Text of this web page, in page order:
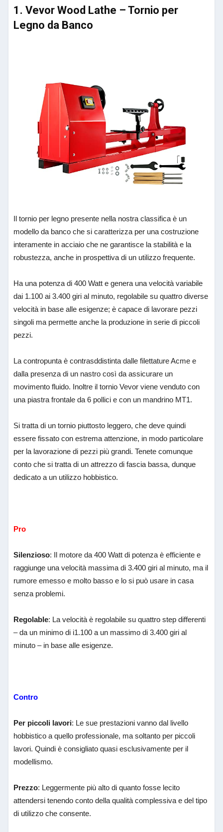
1. Vevor Wood Lathe – Tornio per
Legno da Banco
Il tornio per legno presente nella nostra classifica è un
modello da banco che si caratterizza per una costruzione
interamente in acciaio che ne garantisce la stabilità e la
robustezza, anche in prospettiva di un utilizzo frequente.
Ha una potenza di 400 Watt e genera una velocità variabile
dai 1.100 ai 3.400 giri al minuto, regolabile su quattro diverse
velocità in base alle esigenze; è capace di lavorare pezzi
singoli ma permette anche la produzione in serie di piccoli
pezzi.
La contropunta è contrasddistinta dalle filettature Acme e
dalla presenza di un nastro così da assicurare un
movimento fluido. Inoltre il tornio Vevor viene venduto con
una piastra frontale da 6 pollici e con un mandrino MT1.
Si tratta di un tornio piuttosto leggero, che deve quindi
essere fissato con estrema attenzione, in modo particolare
per la lavorazione di pezzi più grandi. Tenete comunque
conto che si tratta di un attrezzo di fascia bassa, dunque
dedicato a un utilizzo hobbistico.
Pro
Silenzioso: Il motore da 400 Watt di potenza è efficiente e
raggiunge una velocità massima di 3.400 giri al minuto, ma il
rumore emesso e molto basso e lo si può usare in casa
senza problemi.
Regolable: La velocità è regolabile su quattro step differenti
– da un minimo di i1.100 a un massimo di 3.400 giri al
minuto – in base alle esigenze.
Contro
Per piccoli lavori: Le sue prestazioni vanno dal livello
hobbistico a quello professionale, ma soltanto per piccoli
lavori. Quindi è consigliato quasi esclusivamente per il
modellismo.
Prezzo: Leggermente più alto di quanto fosse lecito
attendersi tenendo conto della qualità complessiva e del tipo
di utilizzo che consente.